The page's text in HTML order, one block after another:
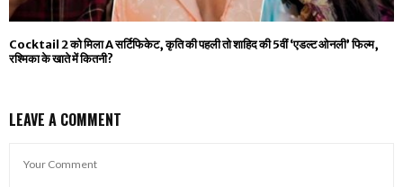
Cocktail 2 को मिला A सर्टिफिकेट, कृति की पहली तो शाहिद की 5वीं ‘एडल्ट ओनली’ फिल्म,
रश्मिका के खाते में कितनी?
LEAVE A COMMENT